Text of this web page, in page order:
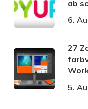
ab
6.
27
5.